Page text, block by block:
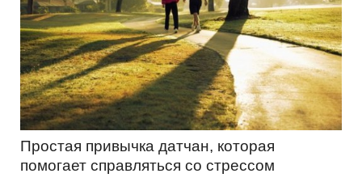
Простая привычка датчан, которая
помогает справляться со стрессом